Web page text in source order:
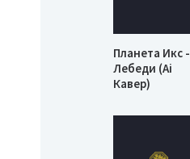
Планета Икс -
Лебеди (Ai
Кавер)